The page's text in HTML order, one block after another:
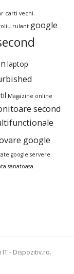
carti vechi
rulant google
laptop
Magazine online
second
google
google servere
sanatoasa
- Dispozitiv.ro.